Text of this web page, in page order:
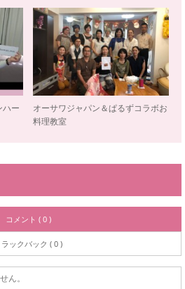
ハー
オーサワジャパン＆ぱるずコラボお
料理教室
コメント ( 0 )
ラックバック ( 0 )
ん。